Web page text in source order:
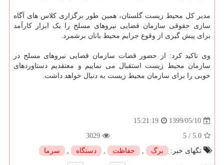
مدیر کل محیط زیست گلستان، همین طور برگزاری کلاس های آگاه
سازی حقوقی سازمان قضایی نیروهای مسلح را یک ابزار کارآمد
برای پیش گیری از وقوع جرایم محیط بانان برشمرد.
وی تاکید کرد: از حضور قضات سازمان قضایی نیروهای مسلح در
سازمان محیط زیست استقبال می نماییم و معتقدیم دستاوردهای
خوبی را برای سازمان محیط زیست به دنبال خواهد داشت.
1399/05/10
15:21:19
5.0
/
5
3029
تگهای خبر:
برگ , حفاظت , دستگاه , سرما